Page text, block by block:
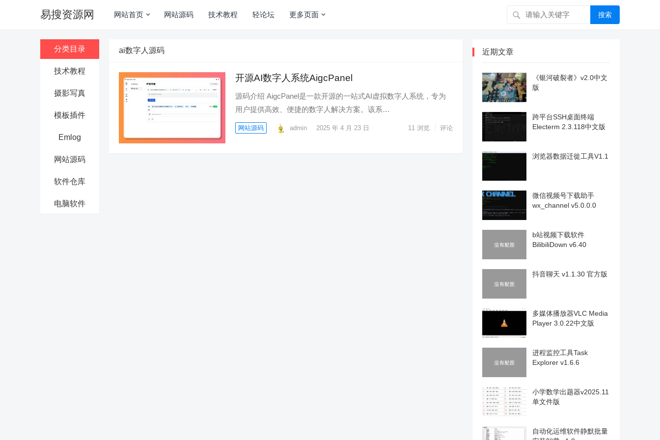
易搜资源网 网站首页 网站源码 技术教程 轻论坛 更多页面 搜索
分类目录
技术教程
摄影写真
模板插件
Emlog
网站源码
软件仓库
电脑软件
ai数字人源码
开源AI数字人系统AigcPanel
源码介绍 AigcPanel是一款开源的一站式AI虚拟数字人系统，专为
用户提供高效、便捷的数字人解决方案。该系…
网站源码 admin 2025 年 4 月 23 日 11 浏览 评论
近期文章
《银河破裂者》v2.0中文
版
跨平台SSH桌面终端
Electerm 2.3.118中文版
浏览器数据迁徙工具V1.1
微信视频号下载助手
wx_channel v5.0.0.0
b站视频下载软件
BilibiliDown v6.40
抖音聊天 v1.1.30 官方版
多媒体播放器VLC Media
Player 3.0.22中文版
进程监控工具Task
Explorer v1.6.6
小学数学出题器v2025.11
单文件版
自动化运维软件静默批量